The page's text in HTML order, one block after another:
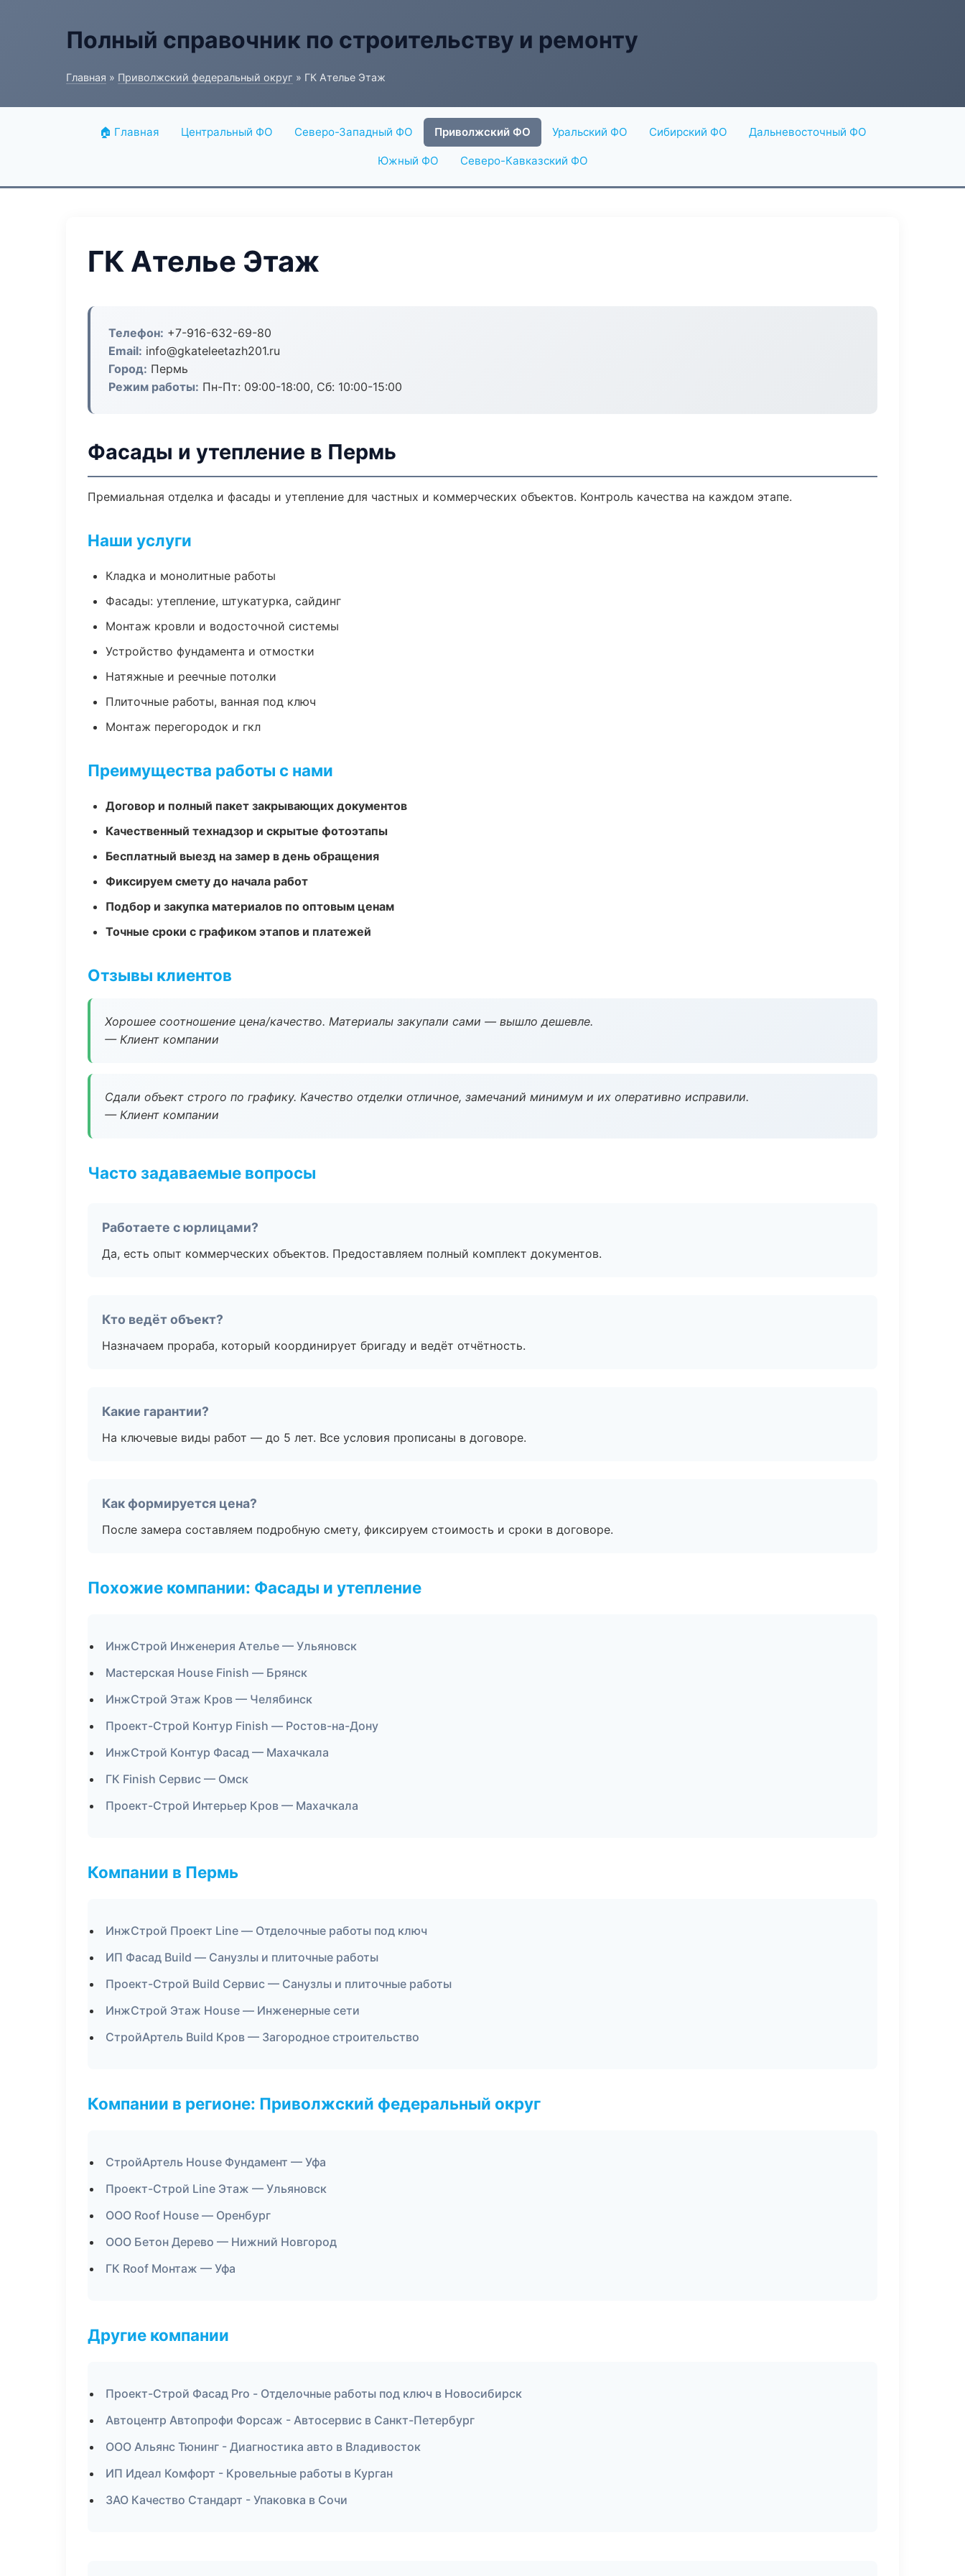
Полный справочник по строительству и ремонту
Главная » Приволжский федеральный округ » ГК Ателье Этаж
🏠 Главная Центральный ФО Северо-Западный ФО Приволжский ФО Уральский ФО Сибирский ФО Дальневосточный ФО
Южный ФО Северо-Кавказский ФО
ГК Ателье Этаж
Телефон: +7-916-632-69-80
Email: info@gkateleetazh201.ru
Город: Пермь
Режим работы: Пн-Пт: 09:00-18:00, Сб: 10:00-15:00
Фасады и утепление в Пермь
Премиальная отделка и фасады и утепление для частных и коммерческих объектов. Контроль качества на каждом этапе.
Наши услуги
Кладка и монолитные работы
Фасады: утепление, штукатурка, сайдинг
Монтаж кровли и водосточной системы
Устройство фундамента и отмостки
Натяжные и реечные потолки
Плиточные работы, ванная под ключ
Монтаж перегородок и гкл
Преимущества работы с нами
Договор и полный пакет закрывающих документов
Качественный технадзор и скрытые фотоэтапы
Бесплатный выезд на замер в день обращения
Фиксируем смету до начала работ
Подбор и закупка материалов по оптовым ценам
Точные сроки с графиком этапов и платежей
Отзывы клиентов
Хорошее соотношение цена/качество. Материалы закупали сами — вышло дешевле.
— Клиент компании
Сдали объект строго по графику. Качество отделки отличное, замечаний минимум и их оперативно исправили.
— Клиент компании
Часто задаваемые вопросы
Работаете с юрлицами?
Да, есть опыт коммерческих объектов. Предоставляем полный комплект документов.
Кто ведёт объект?
Назначаем прораба, который координирует бригаду и ведёт отчётность.
Какие гарантии?
На ключевые виды работ — до 5 лет. Все условия прописаны в договоре.
Как формируется цена?
После замера составляем подробную смету, фиксируем стоимость и сроки в договоре.
Похожие компании: Фасады и утепление
ИнжСтрой Инженерия Ателье — Ульяновск
Мастерская House Finish — Брянск
ИнжСтрой Этаж Кров — Челябинск
Проект-Строй Контур Finish — Ростов-на-Дону
ИнжСтрой Контур Фасад — Махачкала
ГК Finish Сервис — Омск
Проект-Строй Интерьер Кров — Махачкала
Компании в Пермь
ИнжСтрой Проект Line — Отделочные работы под ключ
ИП Фасад Build — Санузлы и плиточные работы
Проект-Строй Build Сервис — Санузлы и плиточные работы
ИнжСтрой Этаж House — Инженерные сети
СтройАртель Build Кров — Загородное строительство
Компании в регионе: Приволжский федеральный округ
СтройАртель House Фундамент — Уфа
Проект-Строй Line Этаж — Ульяновск
ООО Roof House — Оренбург
ООО Бетон Дерево — Нижний Новгород
ГК Roof Монтаж — Уфа
Другие компании
Проект-Строй Фасад Pro - Отделочные работы под ключ в Новосибирск
Автоцентр Автопрофи Форсаж - Автосервис в Санкт-Петербург
ООО Альянс Тюнинг - Диагностика авто в Владивосток
ИП Идеал Комфорт - Кровельные работы в Курган
ЗАО Качество Стандарт - Упаковка в Сочи